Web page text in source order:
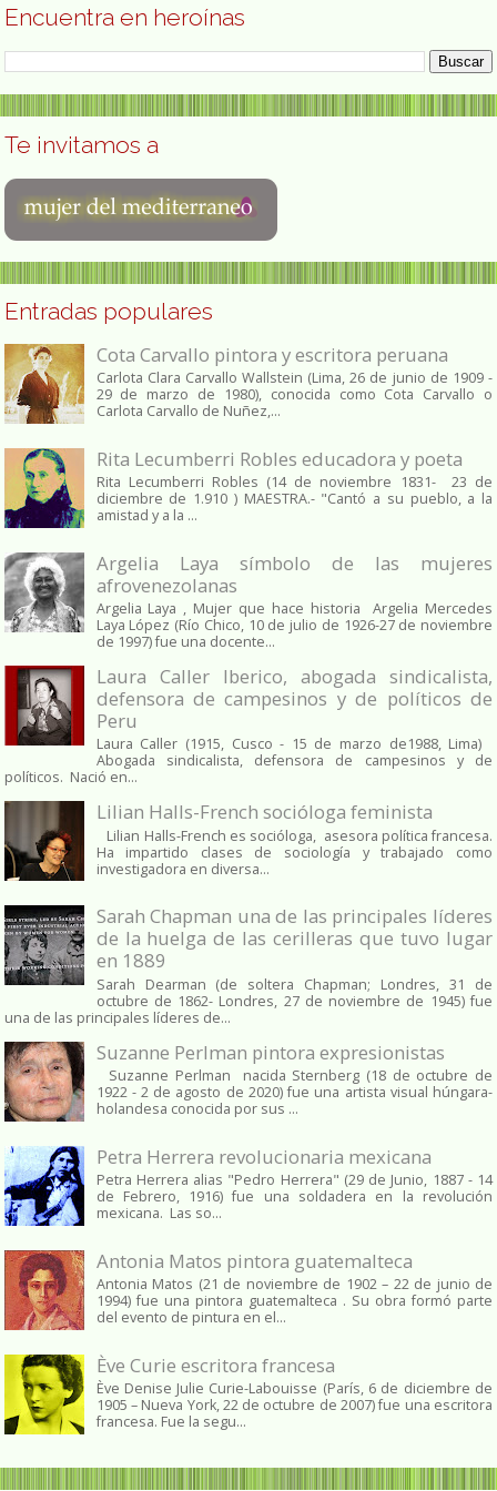
Encuentra en heroínas
Te invitamos a
Entradas populares
Cota Carvallo pintora y escritora peruana
Carlota Clara Carvallo Wallstein (Lima, 26 de junio de 1909 -
29 de marzo de 1980), conocida como Cota Carvallo o
Carlota Carvallo de Nuñez,...
Rita Lecumberri Robles educadora y poeta
Rita Lecumberri Robles (14 de noviembre 1831- 23 de
diciembre de 1.910 ) MAESTRA.- "Cantó a su pueblo, a la
amistad y a la ...
Argelia Laya símbolo de las mujeres
afrovenezolanas
Argelia Laya , Mujer que hace historia Argelia Mercedes
Laya López (Río Chico, 10 de julio de 1926-27 de noviembre
de 1997) fue una docente...
Laura Caller Iberico, abogada sindicalista,
defensora de campesinos y de políticos de
Peru
Laura Caller (1915, Cusco - 15 de marzo de1988, Lima)
Abogada sindicalista, defensora de campesinos y de
políticos. Nació en...
Lilian Halls-French socióloga feminista
Lilian Halls-French es socióloga, asesora política francesa.
Ha impartido clases de sociología y trabajado como
investigadora en diversa...
Sarah Chapman una de las principales líderes
de la huelga de las cerilleras que tuvo lugar
en 1889
Sarah Dearman (de soltera Chapman; Londres, 31 de
octubre de 1862​- Londres, 27 de noviembre de 1945)​ fue
una de las principales líderes de...
Suzanne Perlman pintora expresionistas
Suzanne Perlman nacida Sternberg (18 de octubre de
1922 - 2 de agosto de 2020) fue una artista visual húngara-
holandesa conocida por sus ...
Petra Herrera revolucionaria mexicana
Petra Herrera alias "Pedro Herrera" (29 de Junio, 1887 - 14
de Febrero, 1916) fue una soldadera en la revolución
mexicana. Las so...
Antonia Matos pintora guatemalteca
Antonia Matos (21 de noviembre de 1902 – 22 de junio de
1994) fue una pintora guatemalteca . Su obra formó parte
del evento de pintura en el...
Ève Curie escritora francesa
Ève Denise Julie Curie-Labouisse (París, 6 de diciembre de
1905 – Nueva York, 22 de octubre de 2007) fue una escritora
francesa. Fue la segu...